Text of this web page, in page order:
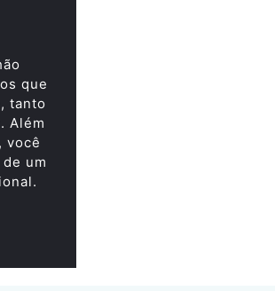
que
tanto
Além
você
um